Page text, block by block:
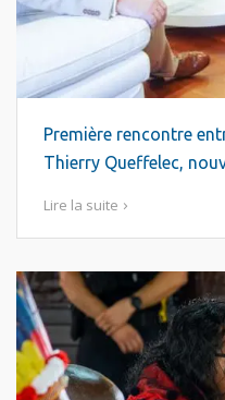
Première rencontre
Thierry Queffelec,
Lire la suite